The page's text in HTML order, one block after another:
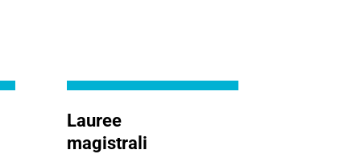
Lauree
magistrali